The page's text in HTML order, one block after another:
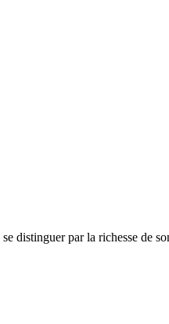
distinguer par la richesse de